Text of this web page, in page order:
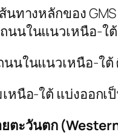
นทางหลักของ
นนในแนวเหนือ-ใต้
นในแนวเหนือ-ใต้
หนือ-ใต้ แบ่งออกเ
ยตะวันตก